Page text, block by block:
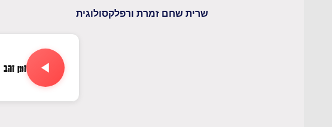
שרית שחם זמרת ורפלקסולוגית
זמן זהב -